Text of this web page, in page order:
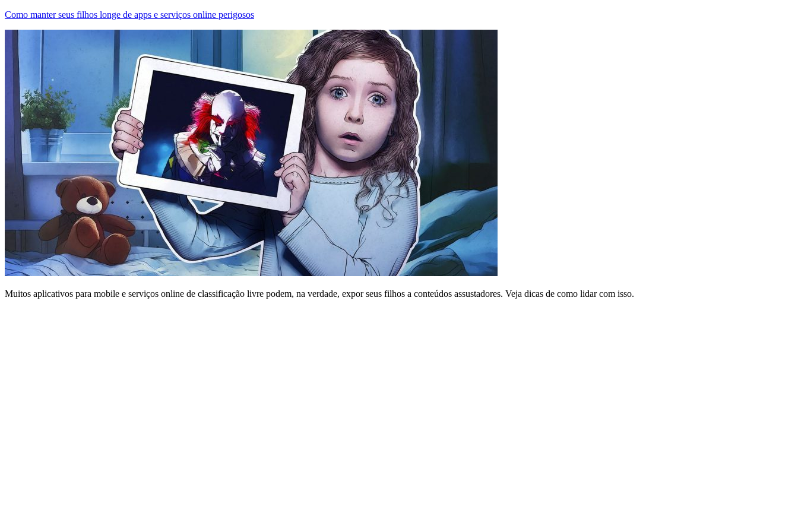
Como manter seus filhos longe de apps e serviços online perigosos
Muitos aplicativos para mobile e serviços online de classificação livre podem, na verdade, expor seus filhos a conteúdos assustadores. Veja dicas de como lidar com isso.